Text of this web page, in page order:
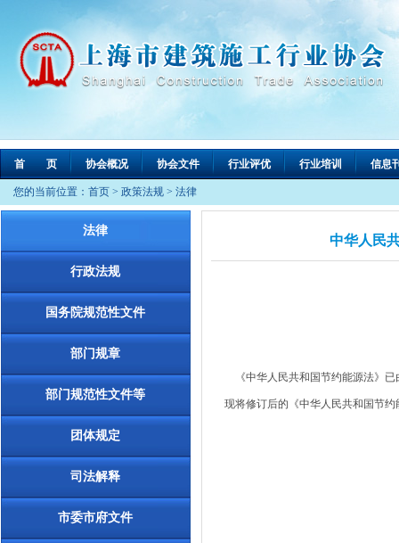
首 页 协会概况 协会文件 行业评优 行业培训 信息
您的当前位置： 首页 > 政策法规 > 法律
法律
行政法规
国务院规范性文件
部门规章
部门规范性文件等
团体规定
司法解释
市委市府文件
中华人民
《中华人民共和国节约能源法》已
现将修订后的《中华人民共和国节